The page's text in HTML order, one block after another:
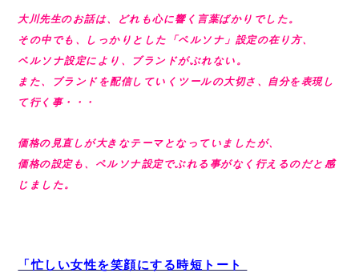
大川先生のお話は、どれも心に響く言葉ばかりでした。
その中でも、しっかりとした「ペルソナ」設定の在り方、
ペルソナ設定により、ブランドがぶれない。
また、ブランドを配信していくツールの大切さ、自分を表現し
て行く事・・・
価格の見直しが大きなテーマとなっていましたが、
価格の設定も、ペルソナ設定でぶれる事がなく行えるのだと感
じました。
「忙しい女性を笑顔にする時短トート